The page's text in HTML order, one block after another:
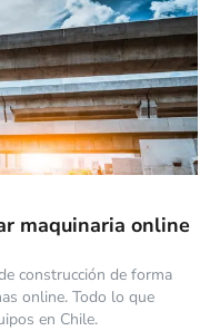
maquinaria online
construcción de forma
online. Todo lo que
en Chile.